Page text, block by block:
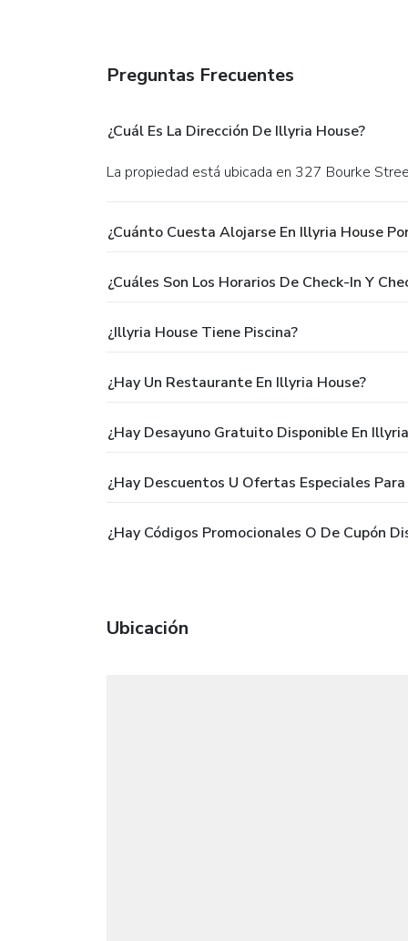
Preguntas Frecuentes
¿Cuál Es La Dirección De Illyria House?
La propiedad está ubicada en 327 Bourke
¿Cuánto Cuesta Alojarse En Illyria House
¿Cuáles Son Los Horarios De Check-In Y
¿Illyria House Tiene Piscina?
¿Hay Un Restaurante En Illyria House?
¿Hay Desayuno Gratuito Disponible En
¿Hay Descuentos U Ofertas Especiales
¿Hay Códigos Promocionales O De Cupón
Ubicación